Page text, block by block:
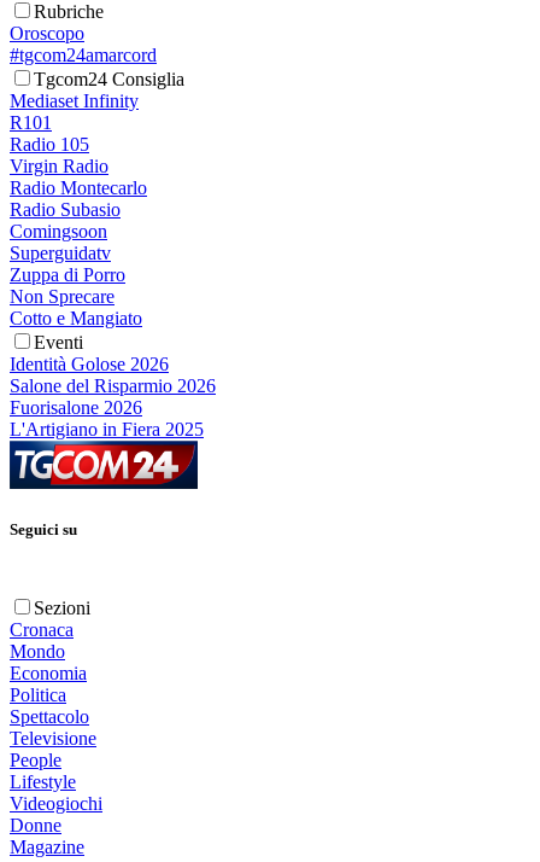
Rubriche
Oroscopo
#tgcom24amarcord
Tgcom24 Consiglia
Mediaset Infinity
R101
Radio 105
Virgin Radio
Radio Montecarlo
Radio Subasio
Comingsoon
Superguidatv
Zuppa di Porro
Non Sprecare
Cotto e Mangiato
Eventi
Identità Golose 2026
Salone del Risparmio 2026
Fuorisalone 2026
L'Artigiano in Fiera 2025
Seguici su
Sezioni
Cronaca
Mondo
Economia
Politica
Spettacolo
Televisione
People
Lifestyle
Videogiochi
Donne
Magazine